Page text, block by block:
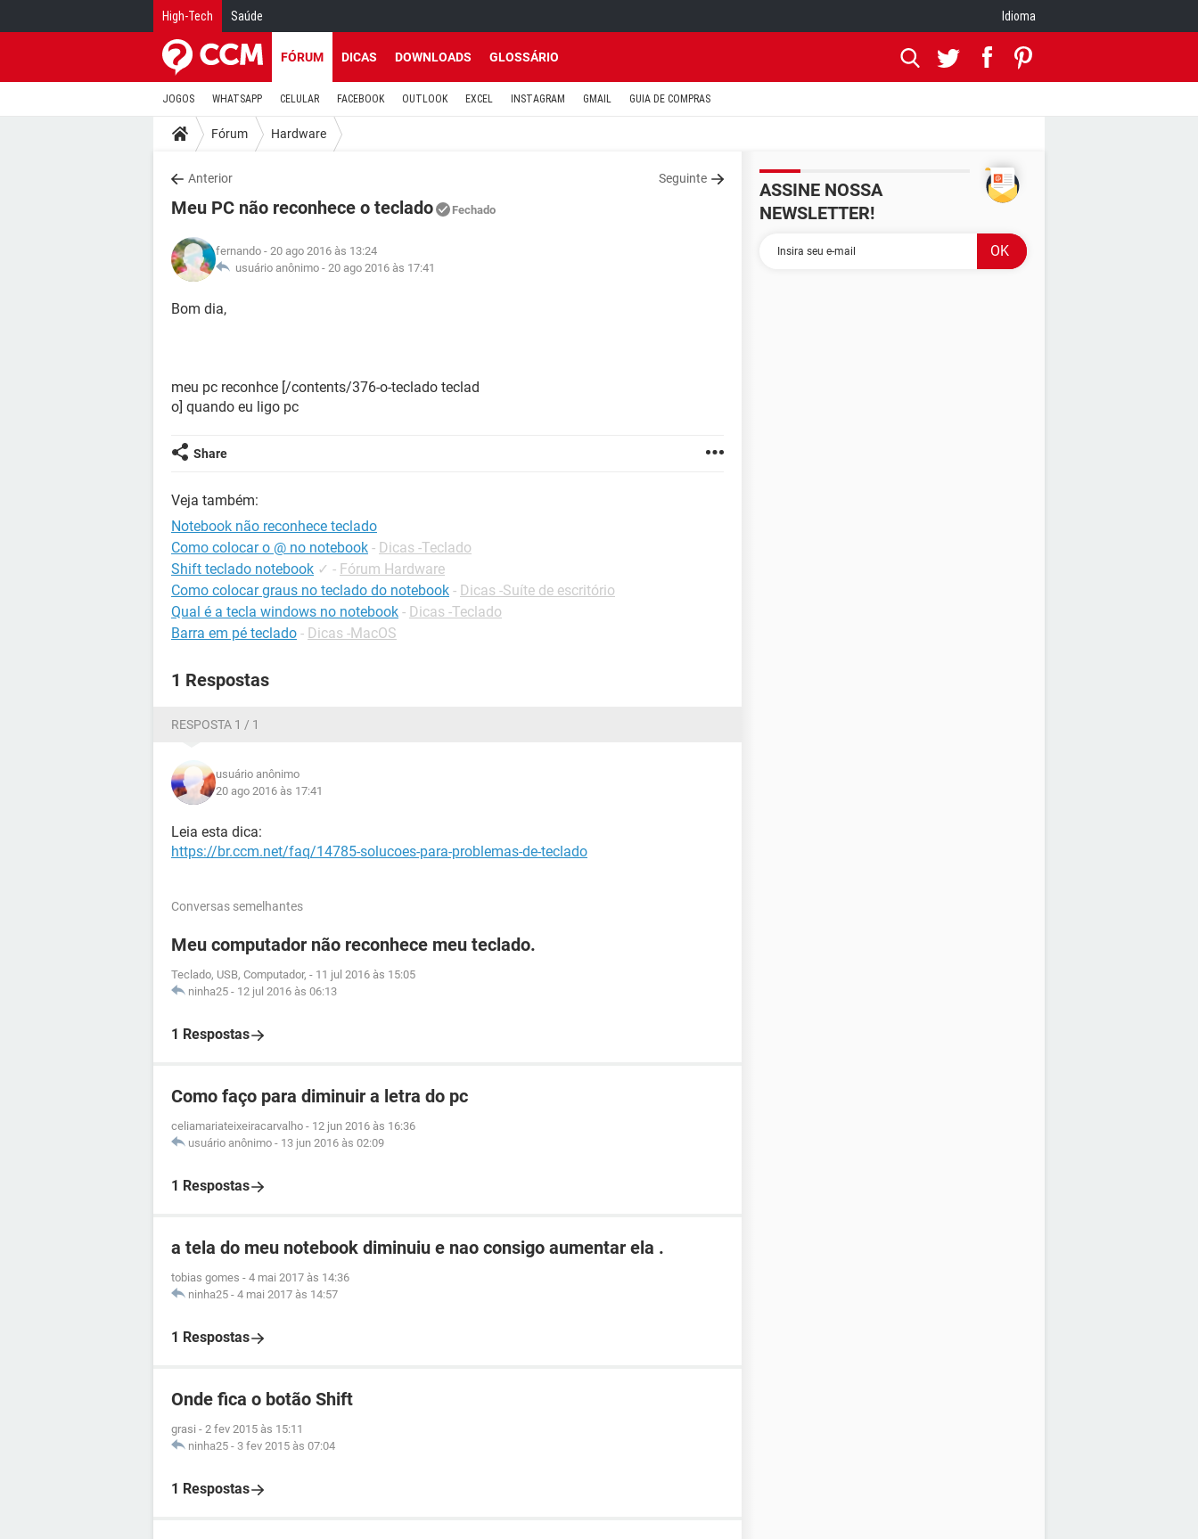
High-Tech Saúde Idioma
FÓRUM DICAS DOWNLOADS GLOSSÁRIO
JOGOS WHATSAPP CELULAR FACEBOOK OUTLOOK EXCEL INSTAGRAM GMAIL GUIA DE COMPRAS
Fórum Hardware
Anterior Seguinte
Meu PC não reconhece o teclado Fechado
fernando - 20 ago 2016 às 13:24
usuário anônimo - 20 ago 2016 às 17:41
Bom dia,
meu pc reconhce [/contents/376-o-teclado teclad
o] quando eu ligo pc
Share
Veja também:
Notebook não reconhece teclado
Como colocar o @ no notebook - Dicas -Teclado
Shift teclado notebook ✓ - Fórum Hardware
Como colocar graus no teclado do notebook - Dicas -Suíte de escritório
Qual é a tecla windows no notebook - Dicas -Teclado
Barra em pé teclado - Dicas -MacOS
1 Respostas
RESPOSTA 1 / 1
usuário anônimo
20 ago 2016 às 17:41
Leia esta dica:
https://br.ccm.net/faq/14785-solucoes-para-problemas-de-teclado
Conversas semelhantes
Meu computador não reconhece meu teclado.
Teclado, USB, Computador, - 11 jul 2016 às 15:05
ninha25 - 12 jul 2016 às 06:13
1 Respostas
Como faço para diminuir a letra do pc
celiamariateixeiracarvalho - 12 jun 2016 às 16:36
usuário anônimo - 13 jun 2016 às 02:09
1 Respostas
a tela do meu notebook diminuiu e nao consigo aumentar ela .
tobias gomes - 4 mai 2017 às 14:36
ninha25 - 4 mai 2017 às 14:57
1 Respostas
Onde fica o botão Shift
grasi - 2 fev 2015 às 15:11
ninha25 - 3 fev 2015 às 07:04
1 Respostas
ASSINE NOSSA
NEWSLETTER!